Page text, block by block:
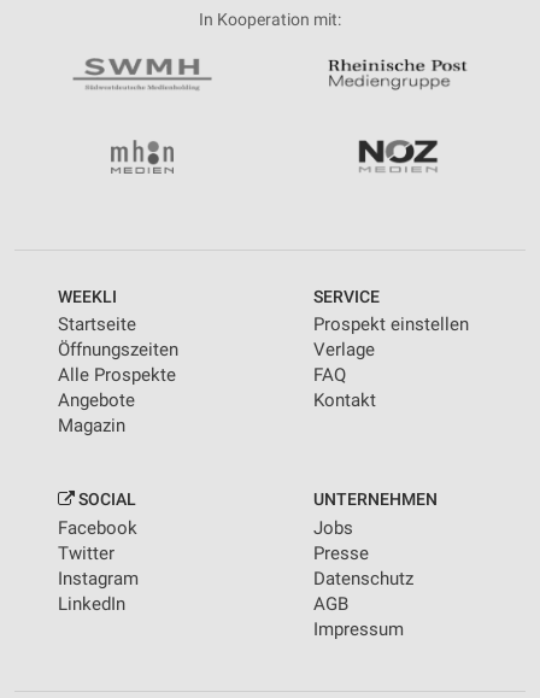
In Kooperation mit:
WEEKLI
Startseite
Öffnungszeiten
Alle Prospekte
Angebote
Magazin
SERVICE
Prospekt einstellen
Verlage
FAQ
Kontakt
SOCIAL
Facebook
Twitter
Instagram
LinkedIn
UNTERNEHMEN
Jobs
Presse
Datenschutz
AGB
Impressum